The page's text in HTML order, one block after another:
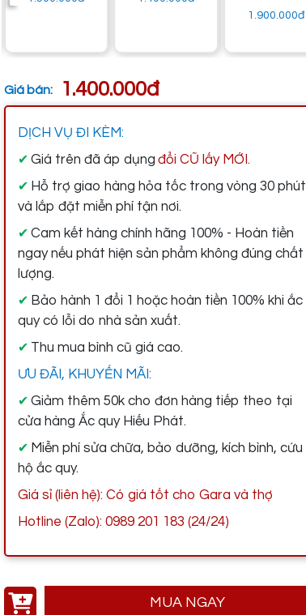
1.900.000đ
Giá bán: 1.400.000đ
DỊCH VỤ ĐI KÈM:
✔ Giá trên đã áp dụng đổi CŨ lấy MỚI.
✔ Hỗ trợ giao hàng hỏa tốc trong vòng 30 phút
và lắp đặt miễn phí tận nơi.
✔ Cam kết hàng chính hãng 100% - Hoàn tiền
ngay nếu phát hiện sản phẩm không đúng chất
lượng.
✔ Bảo hành 1 đổi 1 hoặc hoàn tiền 100% khi ắc
quy có lỗi do nhà sản xuất.
✔ Thu mua bình cũ giá cao.
ƯU ĐÃI, KHUYẾN MÃI:
✔ Giảm thêm 50k cho đơn hàng tiếp theo tại
cửa hàng Ắc quy Hiếu Phát.
✔ Miễn phí sửa chữa, bảo dưỡng, kích bình, cứu
hộ ắc quy.
Giá sỉ (liên hệ): Có giá tốt cho Gara và thợ
Hotline (Zalo): 0989 201 183 (24/24)
MUA NGAY